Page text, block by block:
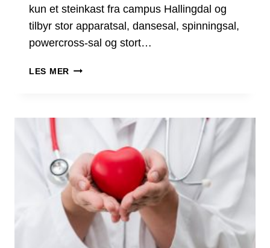
kun et steinkast fra campus Hallingdal og
tilbyr stor apparatsal, dansesal, spinningsal,
powercross-sal og stort…
LES MER TRENING